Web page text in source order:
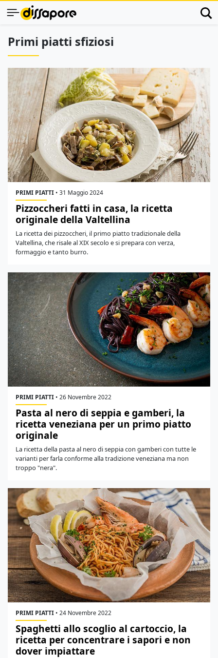
Primi piatti sfiziosi
PRIMI PIATTI • 31 Maggio 2024
Pizzoccheri fatti in casa, la ricetta
originale della Valtellina
La ricetta dei pizzoccheri, il primo piatto tradizionale della
Valtellina, che risale al XIX secolo e si prepara con verza,
formaggio e tanto burro.
PRIMI PIATTI • 26 Novembre 2022
Pasta al nero di seppia e gamberi, la
ricetta veneziana per un primo piatto
originale
La ricetta della pasta al nero di seppia con gamberi con tutte le
varianti per farla conforme alla tradizione veneziana ma non
troppo "nera".
PRIMI PIATTI • 24 Novembre 2022
Spaghetti allo scoglio al cartoccio, la
ricetta per concentrare i sapori e non
dover impiattare